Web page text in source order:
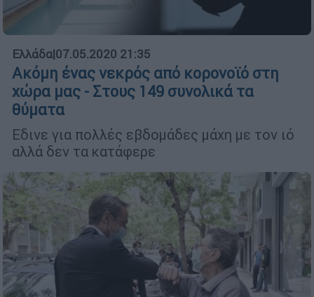
Ελλάδα|07.05.2020 21:35
Ακόμη ένας νεκρός από κορονοϊό στη
χώρα μας - Στους 149 συνολικά τα
θύματα
Εδινε για πολλές εβδομάδες μάχη με τον ιό
αλλά δεν τα κατάφερε